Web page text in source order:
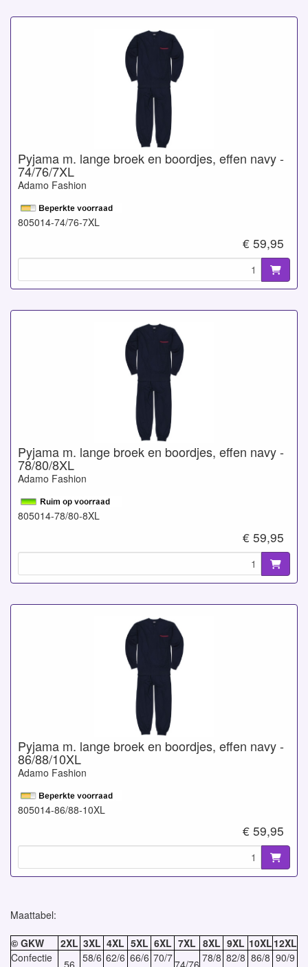
Pyjama m. lange broek en boordjes, effen navy -
74/76/7XL
Adamo Fashion
805014-74/76-7XL
€ 59,95
Pyjama m. lange broek en boordjes, effen navy -
78/80/8XL
Adamo Fashion
805014-78/80-8XL
€ 59,95
Pyjama m. lange broek en boordjes, effen navy -
86/88/10XL
Adamo Fashion
805014-86/88-10XL
€ 59,95
Maattabel:
© GKW 2XL 3XL 4XL 5XL 6XL 7XL 8XL 9XL 10XL 12XL
Confectie
56 58/6 62/6 66/6 70/774/76 78/8 82/8 86/8 90/9